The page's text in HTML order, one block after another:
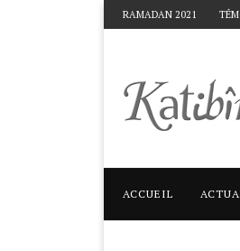
RAMADAN 2021
ACCUEIL
Accueil